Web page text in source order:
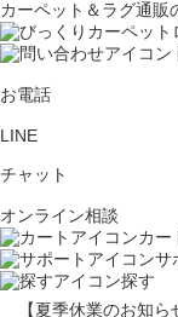
カーペット＆ラグ通販
お電話
LINE
チャット
オンライン相談
カー
サ
探す
【夏季休業のお知ら